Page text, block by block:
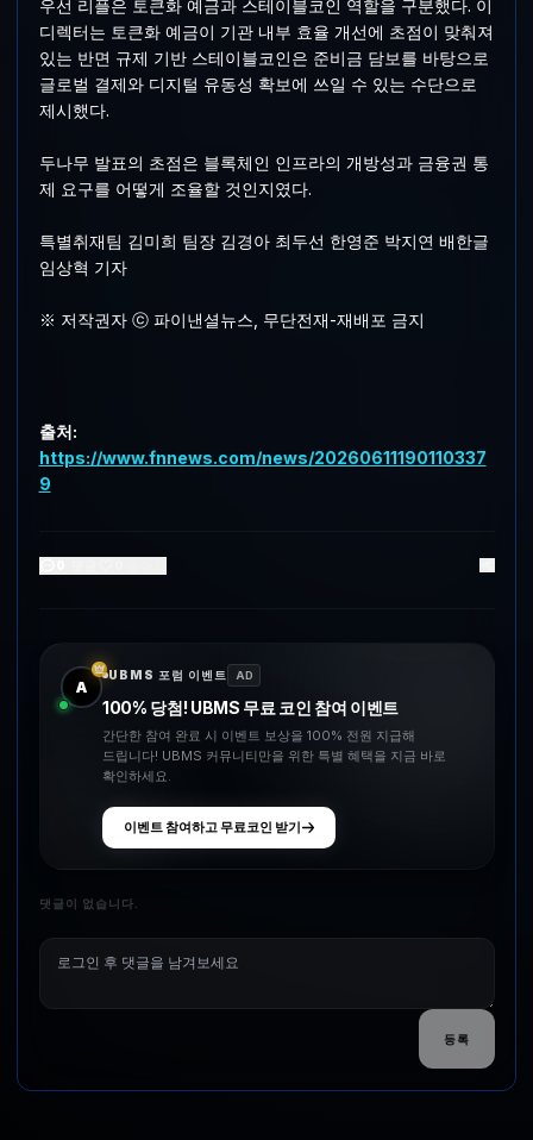
우선 리플은 토큰화 예금과 스테이블코인 역할을 구분했다. 이
디렉터는 토큰화 예금이 기관 내부 효율 개선에 초점이 맞춰져
있는 반면 규제 기반 스테이블코인은 준비금 담보를 바탕으로
글로벌 결제와 디지털 유동성 확보에 쓰일 수 있는 수단으로
제시했다.
두나무 발표의 초점은 블록체인 인프라의 개방성과 금융권 통
제 요구를 어떻게 조율할 것인지였다.
특별취재팀 김미희 팀장 김경아 최두선 한영준 박지연 배한글
임상혁 기자
※ 저작권자 ⓒ 파이낸셜뉴스, 무단전재-재배포 금지
출처:
https://www.fnnews.com/news/20260611190110337
9
A
UBMS 포럼 이벤트 AD
100% 당첨! UBMS 무료 코인 참여 이벤트
간단한 참여 완료 시 이벤트 보상을 100% 전원 지급해
드립니다! UBMS 커뮤니티만을 위한 특별 혜택을 지금 바로
확인하세요.
이벤트 참여하고 무료코인 받기
댓글이 없습니다.
등록